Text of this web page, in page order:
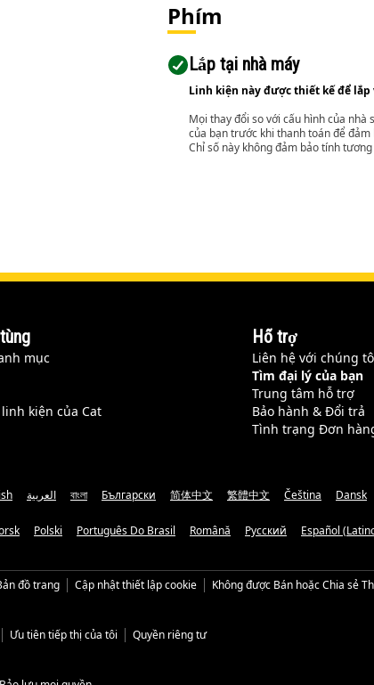
Phím
Lắp tại nhà máy
Linh kiện này được thiết kế để
Mọi thay đổi so với cấu hình của
của bạn trước khi thanh toán để
Chỉ số này không đảm bảo tính
mục
kiện của Cat
Hỗ trợ
Liên hệ với chúng
Tìm đại lý của bạn
Trung tâm hỗ trợ
Bảo hành & Đổi trả
Tình trạng Đơn
العربية বাংলা Български 简体中文 繁體中文 Čeština Dansk
Polski Português Do Brasil Română Русский Español
đồ trang Cập nhật thiết lập cookie Không được Bán hoặc Chia sẻ
Ưu tiên tiếp thị của tôi Quyền riêng tư